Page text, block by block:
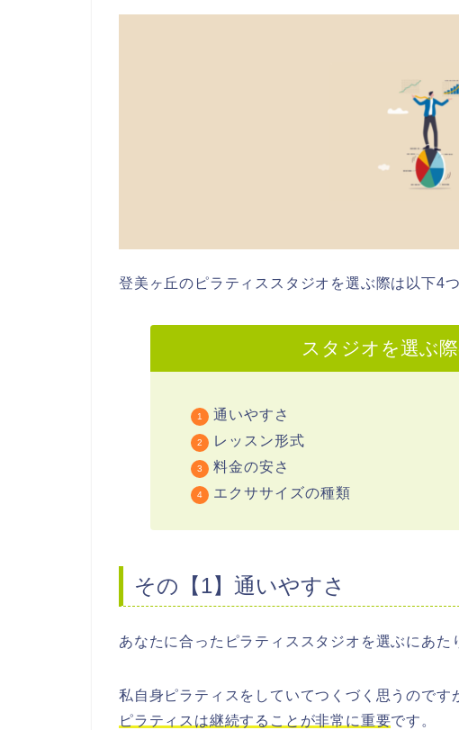
登美ヶ丘のピラティススタジオを選ぶ際は以下4
スタジオを選ぶ
通いやすさ
レッスン形式
料金の安さ
エクササイズの種類
その【1】通いやすさ
あなたに合ったピラティススタジオを選ぶにあた
私自身ピラティスをしていてつくづく思うので
ピラティスは継続することが非常に重要です。